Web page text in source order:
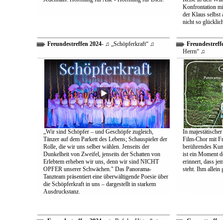
Konfrontation
der Klaus
nicht so
Freundestreffen 2024- ♫ „Schöpferkraft“ ♫
„Wir sind Schöpfer – und Geschöpfe zugleich,
Tänzer auf dem Parkett des Lebens; Schauspieler der
Rolle, die wir uns selber wählen. Jenseits der
Dunkelheit von Zweifel, jenseits der Schatten von
Erlebtem erheben wir uns, denn wir sind NICHT
OPFER unserer Schwächen." Das Panorama-
Tanzteam präsentiert eine überwältigende Poesie über
die Schöpferkraft in uns – dargestellt in starkem
Ausdruckstanz.
Herrn“ ♫
In
Film-Chor mit
berührendes
ist ein Moment
erinnert, dass
steht. Ihm allein